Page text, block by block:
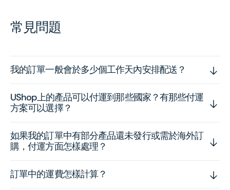
常見問題
我的訂單一般會於多少個工作天內安排配送？
UShop上的產品可以付運到那些國家？有那些付運
方案可以選擇？
如果我的訂單中有部分產品還未發行或需於海外訂
購，付運方面怎樣處理？
訂單中的運費怎樣計算？